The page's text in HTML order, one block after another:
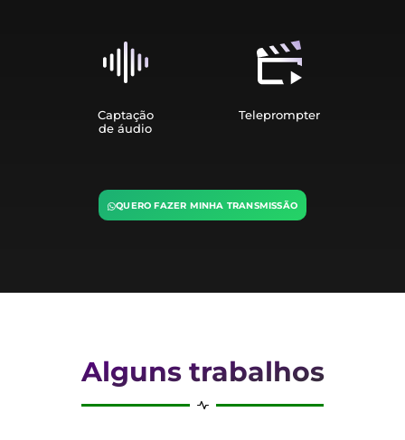
Captação
de áudio
Teleprompter
QUERO FAZER MINHA TRANSMISSÃO
Alguns trabalhos